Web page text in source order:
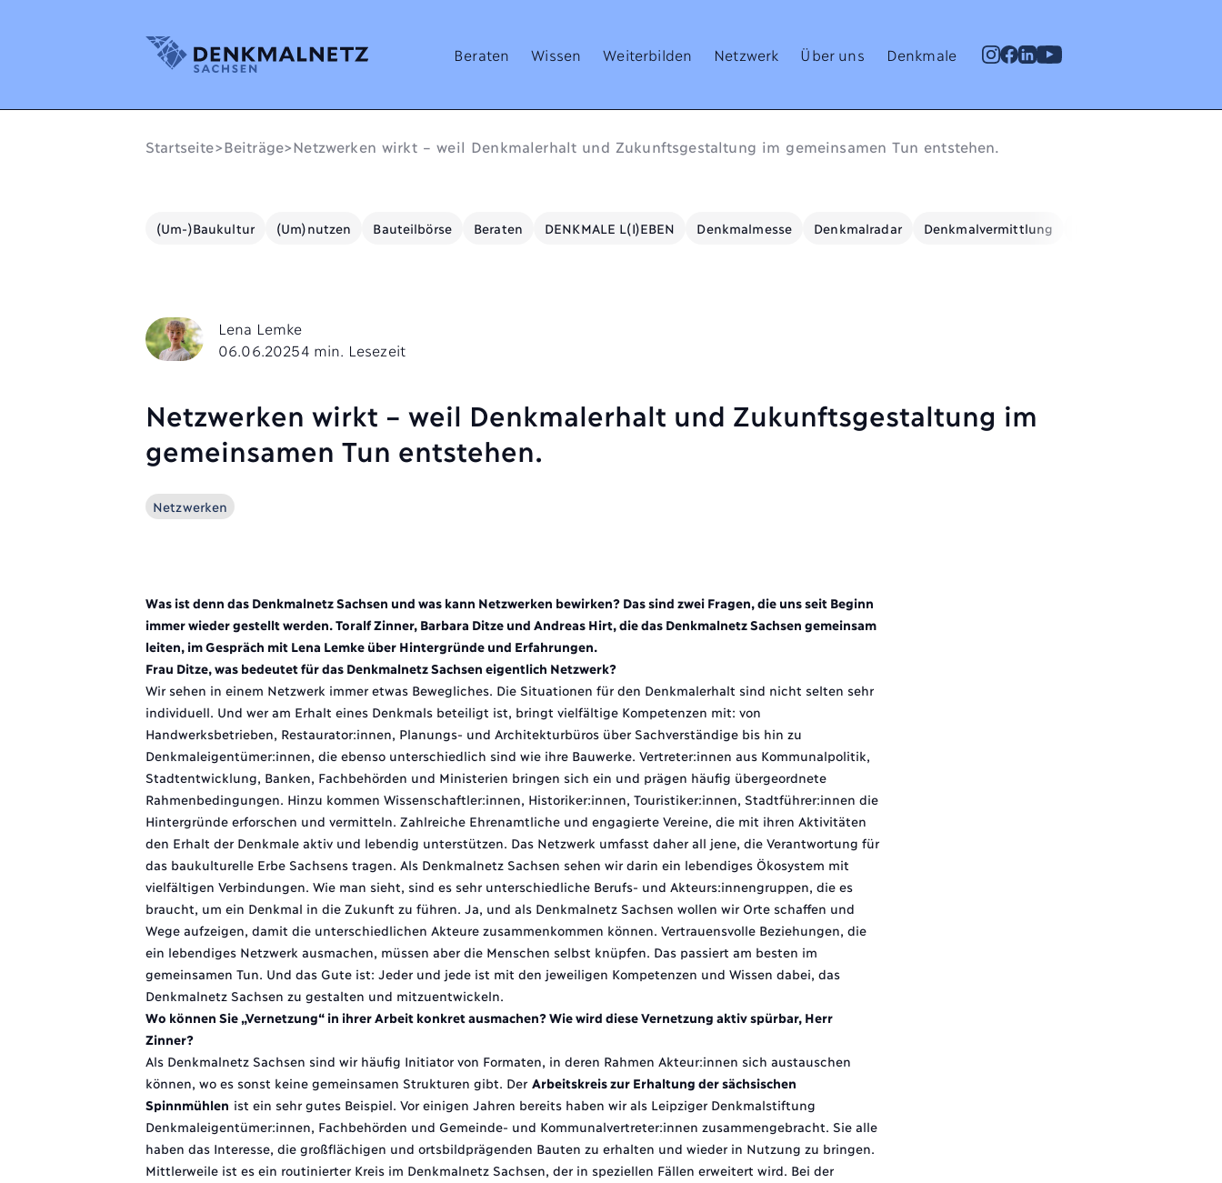
Denkmalnetz Sachsen Beraten Wissen Weiterbilden Netzwerk Über uns Denkmale
Startseite>Beiträge>Netzwerken wirkt – weil Denkmalerhalt und Zukunftsgestaltung im gemeinsamen Tun entstehen.
(Um-)Baukultur (Um)nutzen Bauteilbörse Beraten DENKMALE L(I)EBEN Denkmalmesse Denkmalradar Denkmalvermittlung
Lena Lemke
06.06.20254 min. Lesezeit
Netzwerken wirkt – weil Denkmalerhalt und Zukunftsgestaltung im
gemeinsamen Tun entstehen.
Netzwerken
Was ist denn das Denkmalnetz Sachsen und was kann Netzwerken bewirken? Das sind zwei Fragen, die uns seit Beginn
immer wieder gestellt werden. Toralf Zinner, Barbara Ditze und Andreas Hirt, die das Denkmalnetz Sachsen gemeinsam
leiten, im Gespräch mit Lena Lemke über Hintergründe und Erfahrungen.
Frau Ditze, was bedeutet für das Denkmalnetz Sachsen eigentlich Netzwerk?
Wir sehen in einem Netzwerk immer etwas Bewegliches. Die Situationen für den Denkmalerhalt sind nicht selten sehr
individuell. Und wer am Erhalt eines Denkmals beteiligt ist, bringt vielfältige Kompetenzen mit: von
Handwerksbetrieben, Restaurator:innen, Planungs- und Architekturbüros über Sachverständige bis hin zu
Denkmaleigentümer:innen, die ebenso unterschiedlich sind wie ihre Bauwerke. Vertreter:innen aus Kommunalpolitik,
Stadtentwicklung, Banken, Fachbehörden und Ministerien bringen sich ein und prägen häufig übergeordnete
Rahmenbedingungen. Hinzu kommen Wissenschaftler:innen, Historiker:innen, Touristiker:innen, Stadtführer:innen die
Hintergründe erforschen und vermitteln. Zahlreiche Ehrenamtliche und engagierte Vereine, die mit ihren Aktivitäten
den Erhalt der Denkmale aktiv und lebendig unterstützen. Das Netzwerk umfasst daher all jene, die Verantwortung für
das baukulturelle Erbe Sachsens tragen. Als Denkmalnetz Sachsen sehen wir darin ein lebendiges Ökosystem mit
vielfältigen Verbindungen. Wie man sieht, sind es sehr unterschiedliche Berufs- und Akteurs:innengruppen, die es
braucht, um ein Denkmal in die Zukunft zu führen. Ja, und als Denkmalnetz Sachsen wollen wir Orte schaffen und
Wege aufzeigen, damit die unterschiedlichen Akteure zusammenkommen können. Vertrauensvolle Beziehungen, die
ein lebendiges Netzwerk ausmachen, müssen aber die Menschen selbst knüpfen. Das passiert am besten im
gemeinsamen Tun. Und das Gute ist: Jeder und jede ist mit den jeweiligen Kompetenzen und Wissen dabei, das
Denkmalnetz Sachsen zu gestalten und mitzuentwickeln.
Wo können Sie „Vernetzung“ in ihrer Arbeit konkret ausmachen? Wie wird diese Vernetzung aktiv spürbar, Herr
Zinner?
Als Denkmalnetz Sachsen sind wir häufig Initiator von Formaten, in deren Rahmen Akteur:innen sich austauschen
können, wo es sonst keine gemeinsamen Strukturen gibt. Der Arbeitskreis zur Erhaltung der sächsischen
Spinnmühlen ist ein sehr gutes Beispiel. Vor einigen Jahren bereits haben wir als Leipziger Denkmalstiftung
Denkmaleigentümer:innen, Fachbehörden und Gemeinde- und Kommunalvertreter:innen zusammengebracht. Sie alle
haben das Interesse, die großflächigen und ortsbildprägenden Bauten zu erhalten und wieder in Nutzung zu bringen.
Mittlerweile ist es ein routinierter Kreis im Denkmalnetz Sachsen, der in speziellen Fällen erweitert wird. Bei der